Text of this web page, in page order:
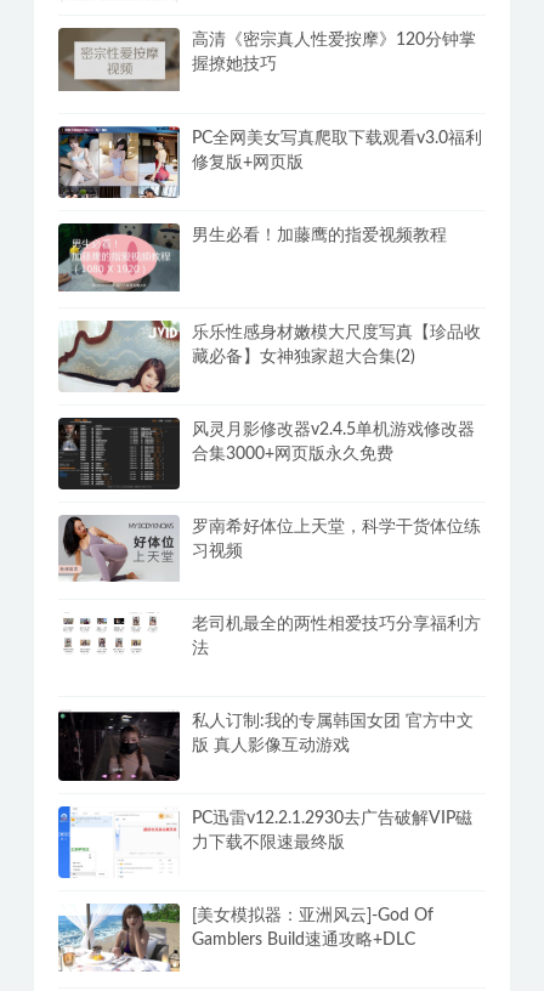
高清《密宗真人性爱按摩》120分钟掌
握撩她技巧
PC全网美女写真爬取下载观看v3.0福利
修复版+网页版
男生必看！加藤鹰的指爱视频教程
乐乐性感身材嫩模大尺度写真【珍品收
藏必备】女神独家超大合集(2)
风灵月影修改器v2.4.5单机游戏修改器
合集3000+网页版永久免费
罗南希好体位上天堂，科学干货体位练
习视频
老司机最全的两性相爱技巧分享福利方
法
私人订制:我的专属韩国女团 官方中文
版 真人影像互动游戏
PC迅雷v12.2.1.2930去广告破解VIP磁
力下载不限速最终版
[美女模拟器：亚洲风云]-God Of
Gamblers Build速通攻略+DLC